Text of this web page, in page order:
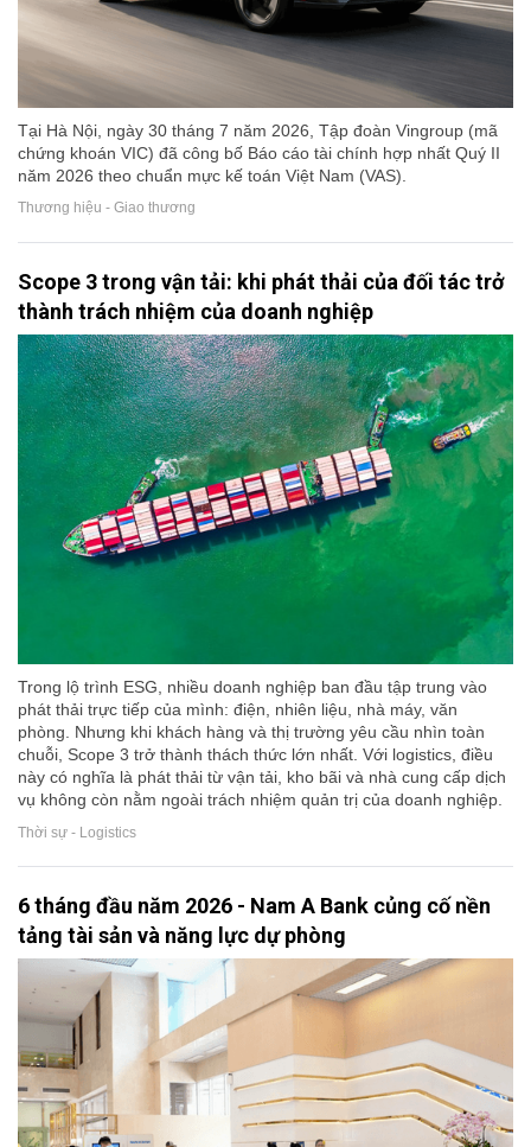
Tại Hà Nội, ngày 30 tháng 7 năm 2026, Tập đoàn Vingroup (mã
chứng khoán VIC) đã công bố Báo cáo tài chính hợp nhất Quý II
năm 2026 theo chuẩn mực kế toán Việt Nam (VAS).
Thương hiệu - Giao thương
Scope 3 trong vận tải: khi phát thải của đối tác trở
thành trách nhiệm của doanh nghiệp
Trong lộ trình ESG, nhiều doanh nghiệp ban đầu tập trung vào
phát thải trực tiếp của mình: điện, nhiên liệu, nhà máy, văn
phòng. Nhưng khi khách hàng và thị trường yêu cầu nhìn toàn
chuỗi, Scope 3 trở thành thách thức lớn nhất. Với logistics, điều
này có nghĩa là phát thải từ vận tải, kho bãi và nhà cung cấp dịch
vụ không còn nằm ngoài trách nhiệm quản trị của doanh nghiệp.
Thời sự - Logistics
6 tháng đầu năm 2026 - Nam A Bank củng cố nền
tảng tài sản và năng lực dự phòng